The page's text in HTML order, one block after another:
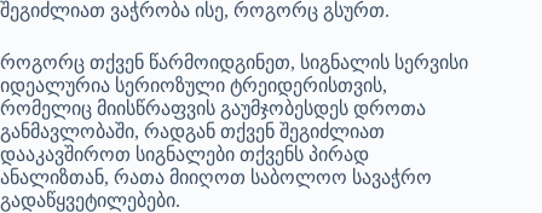
შეგიძლიათ ვაჭრობა ისე, როგორც გსურთ.
როგორც თქვენ წარმოიდგინეთ, სიგნალის სერვისი
იდეალურია სერიოზული ტრეიდერისთვის,
რომელიც მიისწრაფვის გაუმჯობესდეს დროთა
განმავლობაში, რადგან თქვენ შეგიძლიათ
დააკავშიროთ სიგნალები თქვენს პირად
ანალიზთან, რათა მიიღოთ საბოლოო სავაჭრო
გადაწყვეტილებები.